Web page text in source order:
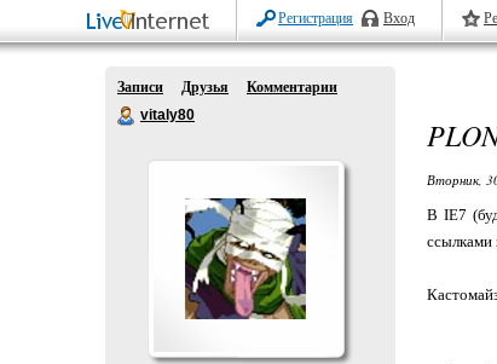
Регистрация Вход
Записи Друзья
Комментарии
vitaly80
Вторник,
В IE7
ссылками